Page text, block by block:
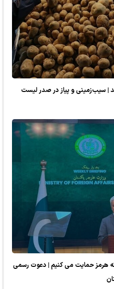
| سیب‌زمینی و پیاز در صدر لیست
هرمز حمایت می کنیم | دعوت رسمی